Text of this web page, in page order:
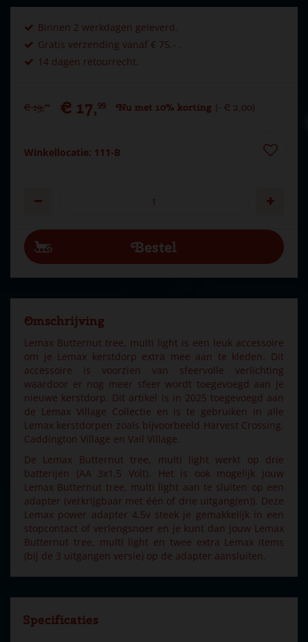
Binnen 2 werkdagen geleverd.
Gratis verzending vanaf € 75,- .
14 dagen retourrecht.
€ 19,99 € 17,99 Nu met 10% korting € 2,00
Winkellocatie: 111-B
Omschrijving
Lemax Butternut tree, multi light is een leuk accessoire
om je Lemax kerstdorp extra mee aan te kleden. Dit
accessoire is voorzien van sfeervolle verlichting
waardoor er nog meer sfeer wordt toegevoegd aan je
nieuwe kerstdorp. Dit artikel is in 2025 toegevoegd aan
de Lemax Village Collectie en is te gebruiken in alle
Lemax kerstdorpen zoals bijvoorbeeld Harvest Crossing,
Caddington Village en Vail Village.
De Lemax Butternut tree, multi light werkt op drie
batterijen (AA 3x1,5 Volt). Het is ook mogelijk jouw
Lemax Butternut tree, multi light aan te sluiten op een
adapter (verkrijgbaar met één of drie uitgang(en)). Deze
Lemax power adapter 4,5v steek je gemakkelijk in een
stopcontact of verlengsnoer en je kunt dan jouw Lemax
Butternut tree, multi light en twee extra Lemax items
(bij de 3 uitgangen versie) op de adapter aansluiten.
Specificaties